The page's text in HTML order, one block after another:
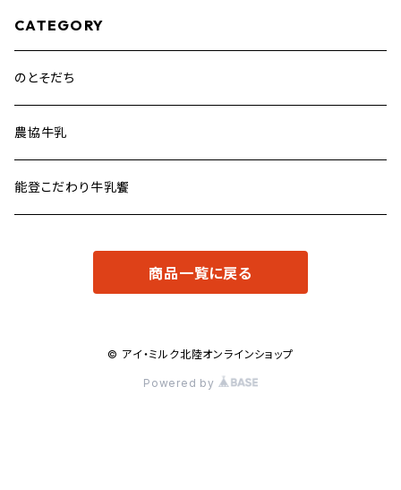
CATEGORY
のとそだち
農協牛乳
能登こだわり牛乳饗
商品一覧に戻る
© アイ・ミルク北陸オンラインショップ
Powered by